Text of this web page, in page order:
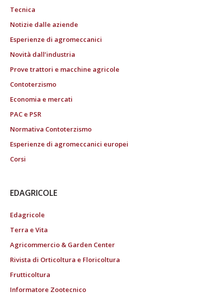
Tecnica
Notizie dalle aziende
Esperienze di agromeccanici
Novità dall’industria
Prove trattori e macchine agricole
Contoterzismo
Economia e mercati
PAC e PSR
Normativa Contoterzismo
Esperienze di agromeccanici europei
Corsi
EDAGRICOLE
Edagricole
Terra e Vita
Agricommercio & Garden Center
Rivista di Orticoltura e Floricoltura
Frutticoltura
Informatore Zootecnico